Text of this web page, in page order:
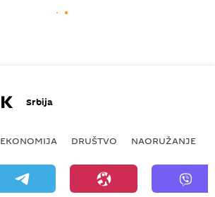
Srbija
EKONOMIJA DRUŠTVO NAORUŽANJE